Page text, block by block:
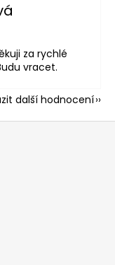
5 hvězdiček.
za rychlé
vracet.
další hodnocení